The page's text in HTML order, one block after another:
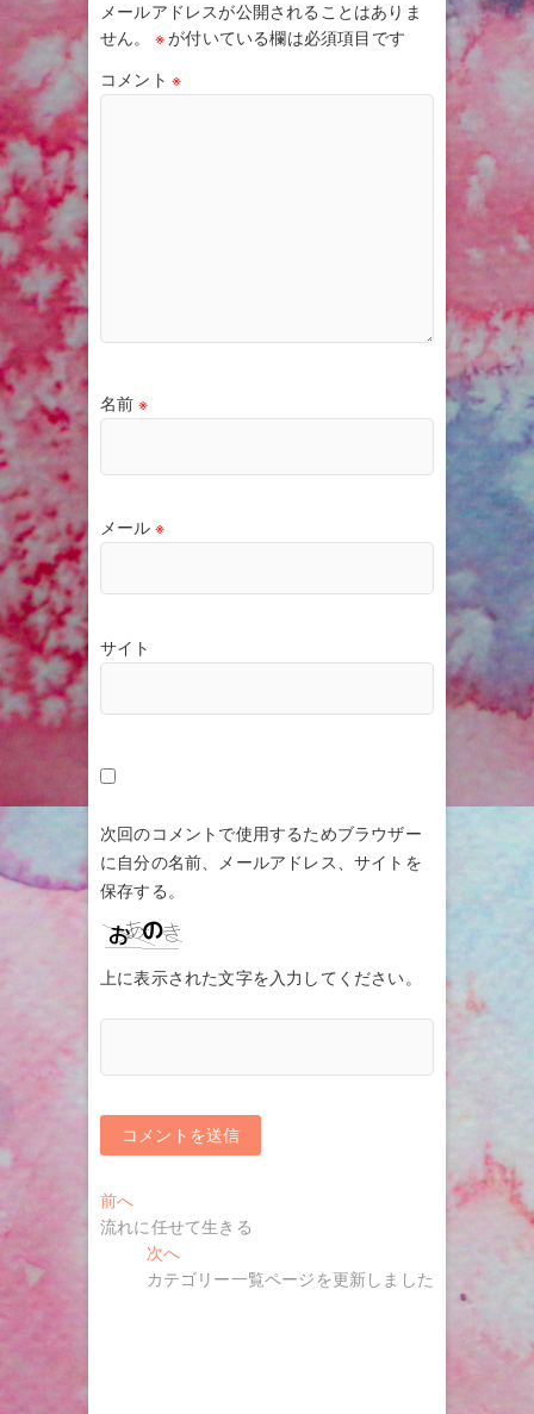
メールアドレスが公開されることはありま
せん。
※が付いている欄は必須項目です
コメント ※
名前 ※
メール ※
サイト
次回のコメントで使用するためブラウザー
に自分の名前、メールアドレス、サイトを
保存する。
上に表示された文字を入力してください。
投
稿
前へ過
去
の
投
流れに任せて生きる
次へ次
の
カテゴリー一覧ページを更新しました